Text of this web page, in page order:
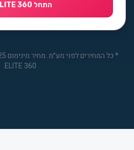
התחל ELITE 360
*
ELITE 360.